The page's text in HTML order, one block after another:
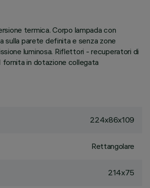
termica. Corpo lampada con
sulla parete definita e senza zone
luminosa. Riflettori - recuperatori di
in dotazione collegata
224x86x109
Rettangolare
214x75